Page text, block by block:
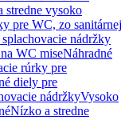
stredne vysoko
pre WC, zo sanitárnej
nádržky
WC miseNáhradné
rúrky pre
diely pre
nádržkyVysoko
Nízko a stredne